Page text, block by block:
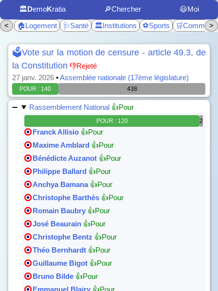
🏛️DemoKratia 🔎Chercher
😃Moi
<
🏠Logement 🩺Santé 🏛️Institutions ⚽Sports >
🗳️Vote sur la motion de censure - article 49.3, de
la Constitution 👎Rejeté
27 janv. 2026 •Assemblée nationale (17ème législature)
POUR : 140 438
Rassemblement National 👍Pour
POUR : 120 2
Franck Allisio 👍Pour
Maxime Amblard 👍Pour
Bénédicte Auzanot 👍Pour
Philippe Ballard 👍Pour
Anchya Bamana 👍Pour
Christophe Barthès 👍Pour
Romain Baubry 👍Pour
José Beaurain 👍Pour
Christophe Bentz 👍Pour
Théo Bernhardt 👍Pour
Guillaume Bigot 👍Pour
Bruno Bilde 👍Pour
Emmanuel Blairy 👍Pour